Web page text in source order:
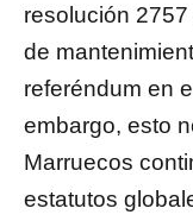
resolución
de
referéndum en
embargo, esto
Marruecos
estatutos